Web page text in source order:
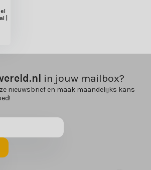
|
in jouw mailbox?
nieuwsbrief en maak maandelijks kans